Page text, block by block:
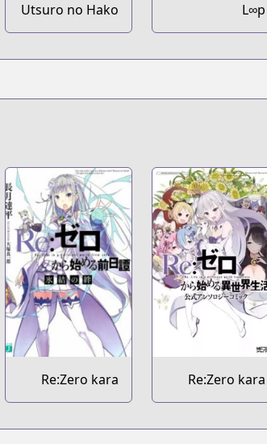
L∞p
Utsuro no Hako
to Zero no
Re:Zero kara
Hajimeru Isekai
Re:Zero kara
Hajimeru